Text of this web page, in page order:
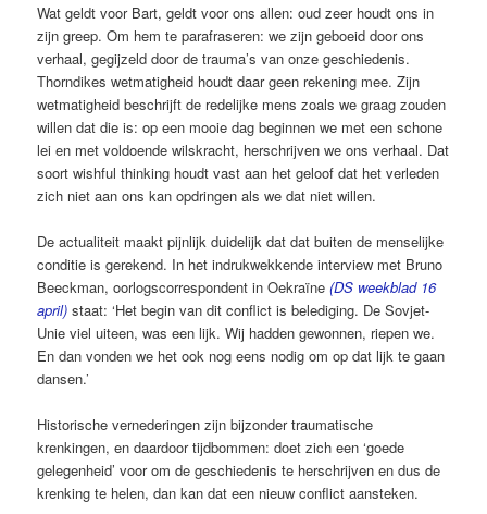
Wat geldt voor Bart, geldt voor ons allen: oud zeer houdt ons in
zijn greep. Om hem te parafraseren: we zijn geboeid door ons
verhaal, ­gegijzeld door de trauma’s van onze geschiedenis.
Thorndikes wetmatigheid houdt daar geen rekening mee. Zijn
wetmatigheid ­beschrijft de redelijke mens zoals we graag zouden
willen dat die is: op een mooie dag beginnen we met een schone
lei en met voldoende wilskracht, herschrijven we ons verhaal. Dat
soort wishful thinking houdt vast aan het ­geloof dat het verleden
zich niet aan ons kan opdringen als we dat niet willen.
De actualiteit maakt pijnlijk duidelijk dat dat buiten de menselijke
conditie is gerekend. In het indrukwekkende interview met Bruno
Beeckman, oorlogscorrespondent in Oekraïne(DS weekblad 16
april) staat: ‘Het begin van dit conflict is belediging. De Sovjet-
Unie viel uiteen, was een lijk. Wij hadden gewonnen, ­riepen we.
En dan vonden we het ook nog eens ­nodig om op dat lijk te gaan
dansen.’
Historische vernederingen zijn bijzonder traumatische
krenkingen, en daardoor tijdbommen: doet zich een ‘goede
gelegenheid’ voor om de geschiedenis te herschrijven en dus de
krenking te helen, dan kan dat een nieuw conflict aansteken.